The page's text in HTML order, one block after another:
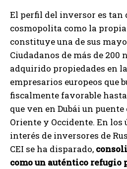
El perfil del inversor es tan
cosmopolita como la
constituye una de sus
Ciudadanos de más de
adquirido propiedades en
empresarios europeos que
fiscalmente favorable
que ven en Dubái un
Oriente y Occidente. En los
interés de inversores de
CEI se ha disparado,
como un auténtico refugio